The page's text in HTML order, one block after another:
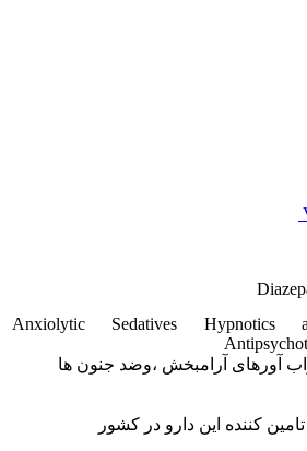
Anxiolytic Sedatives Hypnotics
آورهای آرامبخش ،وضد جنون ها
کننده این دارو در کشور